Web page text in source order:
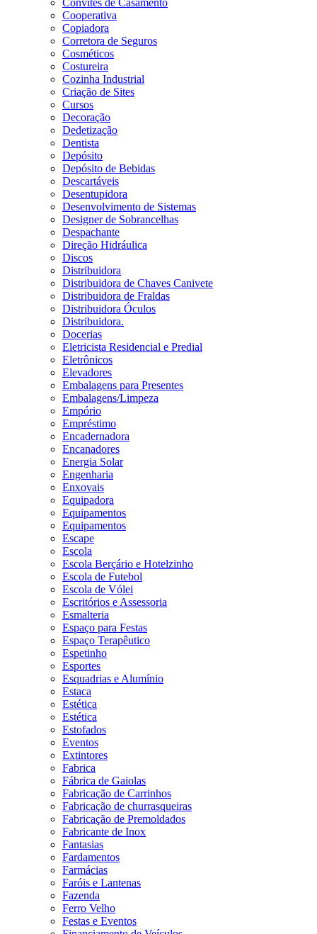
Convites de Casamento
Cooperativa
Copiadora
Corretora de Seguros
Cosméticos
Costureira
Cozinha Industrial
Criação de Sites
Cursos
Decoração
Dedetização
Dentista
Depósito
Depósito de Bebidas
Descartáveis
Desentupidora
Desenvolvimento de Sistemas
Designer de Sobrancelhas
Despachante
Direção Hidráulica
Discos
Distribuidora
Distribuidora de Chaves Canivete
Distribuidora de Fraldas
Distribuidora Óculos
Distribuidora.
Docerias
Eletricista Residencial e Predial
Eletrônicos
Elevadores
Embalagens para Presentes
Embalagens/Limpeza
Empório
Empréstimo
Encadernadora
Encanadores
Energia Solar
Engenharia
Enxovais
Equipadora
Equipamentos
Equipamentos
Escape
Escola
Escola Berçário e Hotelzinho
Escola de Futebol
Escola de Vólei
Escritórios e Assessoria
Esmalteria
Espaço para Festas
Espaço Terapêutico
Espetinho
Esportes
Esquadrias e Alumínio
Estaca
Estética
Estética
Estofados
Eventos
Extintores
Fabrica
Fábrica de Gaiolas
Fabricação de Carrinhos
Fabricação de churrasqueiras
Fabricação de Premoldados
Fabricante de Inox
Fantasias
Fardamentos
Farmácias
Faróis e Lantenas
Fazenda
Ferro Velho
Festas e Eventos